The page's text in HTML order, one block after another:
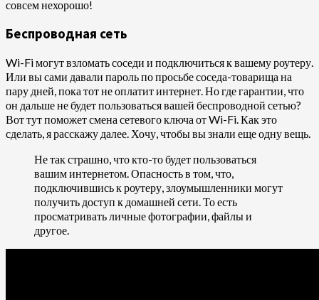
совсем нехорошо!
Беспроводная сеть
Wi-Fi могут взломать соседи и подключиться к вашему роутеру.
Или вы сами давали пароль по просьбе соседа-товарища на
пару дней, пока тот не оплатит интернет. Но где гарантии, что
он дальше не будет пользоваться вашей беспроводной сетью?
Вот тут поможет смена сетевого ключа от Wi-Fi. Как это
сделать, я расскажу далее. Хочу, чтобы вы знали еще одну вещь.
Не так страшно, что кто-то будет пользоваться
вашим интернетом. Опасность в том, что,
подключившись к роутеру, злоумышленники могут
получить доступ к домашней сети. То есть
просматривать личные фотографии, файлы и
другое.